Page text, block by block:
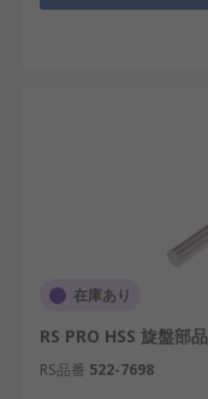
在庫あり
RS PRO HSS 旋盤部
RS品番 522-7698